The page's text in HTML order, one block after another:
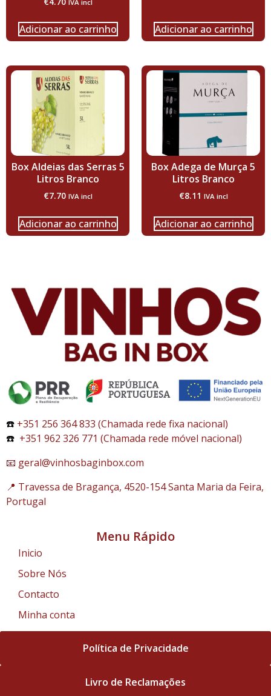
IVA incl
Adicionar ao carrinho Adicionar ao carrinho
Box Aldeias das Serras 5
Litros Branco
€7.70 IVA incl
Adicionar ao carrinho
Box Adega de Murça 5
Litros Branco
€8.11 IVA incl
Adicionar ao carrinho
☎️ +351 256 364 833 (Chamada rede fixa nacional)
☎️ +351 962 326 771 (Chamada rede móvel nacional)
📧 geral@vinhosbaginbox.com
📍 Travessa de Bragança, 4520-154 Santa Maria da Feira,
Portugal
Menu Rápido
Inicio
Sobre Nós
Contacto
Minha conta
Política de Privacidade
Livro de Reclamações